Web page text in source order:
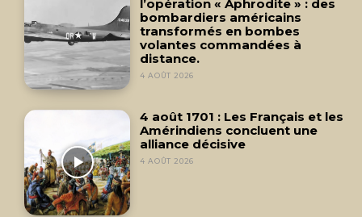
l’opération « Aphrodite » : des
bombardiers américains
transformés en bombes
volantes commandées à
distance.
4 AOÛT 2026
4 août 1701 : Les Français et les
Amérindiens concluent une
alliance décisive
4 AOÛT 2026